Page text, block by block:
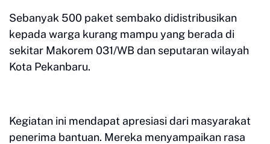
Sebanyak 500 paket sembako didistribusikan
kepada warga kurang mampu yang berada di
sekitar Makorem 031/WB dan seputaran wilayah
Kota Pekanbaru.
Kegiatan ini mendapat apresiasi dari masyarakat
penerima bantuan. Mereka menyampaikan rasa